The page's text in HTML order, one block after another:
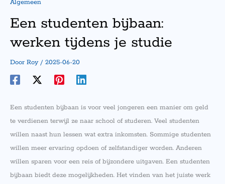
Algemeen
Een studenten bijbaan:
werken tijdens je studie
Door Roy/ 2025-06-20
Een studenten bijbaan is voor veel jongeren een manier om geld
te verdienen terwijl ze naar school of studeren. Veel studenten
willen naast hun lessen wat extra inkomsten. Sommige studenten
willen meer ervaring opdoen of zelfstandiger worden. Anderen
willen sparen voor een reis of bijzondere uitgaven. Een studenten
bijbaan biedt deze mogelijkheden. Het vinden van het juiste werk